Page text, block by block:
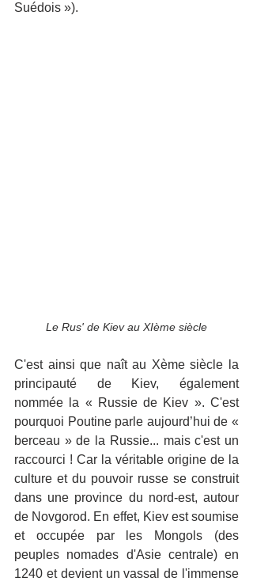
Suédois »).
Le Rus' de Kiev au XIème siècle
C'est ainsi que naît au Xème siècle la
principauté de Kiev, également
nommée la « Russie de Kiev ». C'est
pourquoi Poutine parle aujourd’hui de «
berceau » de la Russie... mais c'est un
raccourci ! Car la véritable origine de la
culture et du pouvoir russe se construit
dans une province du nord-est, autour
de Novgorod. En effet, Kiev est soumise
et occupée par les Mongols (des
peuples nomades d'Asie centrale) en
1240 et devient un vassal de l'immense